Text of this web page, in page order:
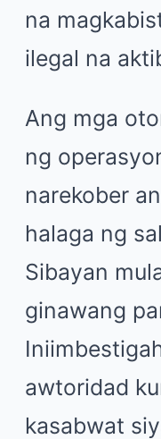
na
ilegal na
Ang mga
ng
narekober
halaga ng
Sibayan
ginawang
awtoridad
kasabwat